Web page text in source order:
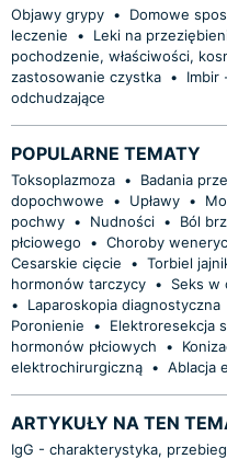
Objawy grypy • Domowe
leczenie
• Leki na
pochodzenie, właściwości,
zastosowanie czystka •
Imbir
odchudzające
POPULARNE TEMATY
Toksoplazmoza • Badania
dopochwowe
• Upławy •
pochwy • Nudności • Ból
płciowego
• Choroby
Cesarskie cięcie
• Torbiel
hormonów tarczycy • Seks w
•
Laparoskopia diagnostyczna
Poronienie
• Elektroresekcja
hormonów płciowych
•
elektrochirurgiczną • Ablacja
ARTYKUŁY NA TEN
IgG - charakterystyka, przebieg